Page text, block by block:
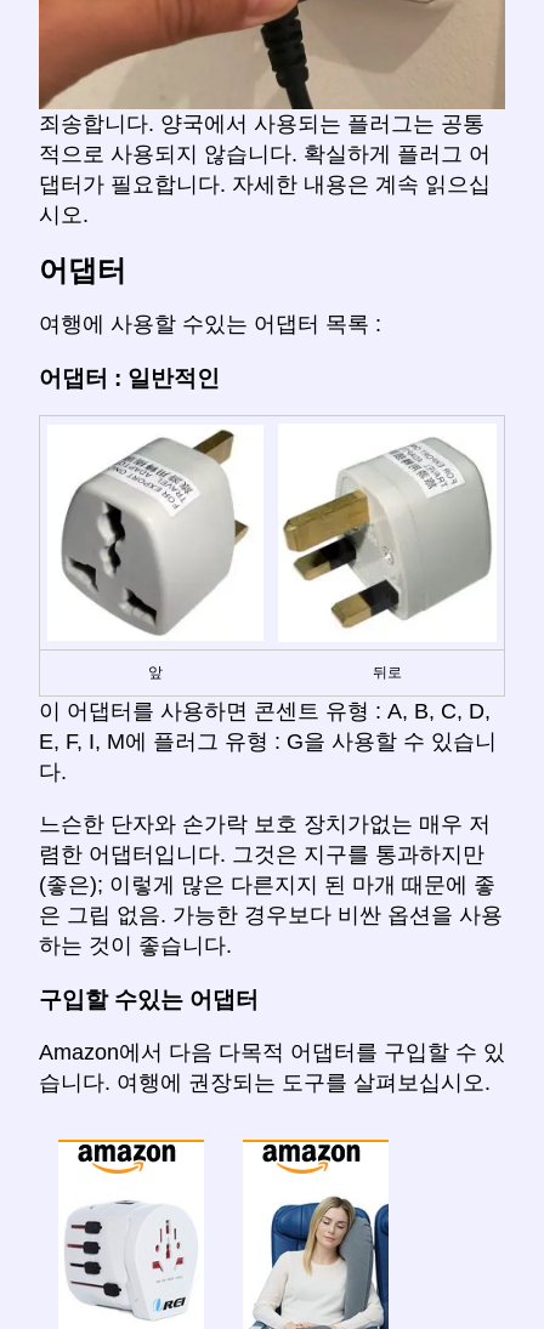
죄송합니다. 양국에서 사용되는 플러그는 공통
적으로 사용되지 않습니다. 확실하게 플러그 어
댑터가 필요합니다. 자세한 내용은 계속 읽으십
시오.
어댑터
여행에 사용할 수있는 어댑터 목록 :
어댑터 : 일반적인
앞 뒤로
이 어댑터를 사용하면 콘센트 유형 : A, B, C, D,
E, F, I, M에 플러그 유형 : G을 사용할 수 있습니
다.
느슨한 단자와 손가락 보호 장치가없는 매우 저
렴한 어댑터입니다. 그것은 지구를 통과하지만
(좋은); 이렇게 많은 다른지지 된 마개 때문에 좋
은 그립 없음. 가능한 경우보다 비싼 옵션을 사용
하는 것이 좋습니다.
구입할 수있는 어댑터
Amazon에서 다음 다목적 어댑터를 구입할 수 있
습니다. 여행에 권장되는 도구를 살펴보십시오.